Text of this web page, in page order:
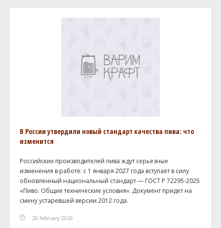
В России утвердили новый стандарт качества пива: что
изменится
Российских производителей пива ждут серьезные
изменения в работе: с 1 января 2027 года вступает в силу
обновленный национальный стандарт — ГОСТ Р 72295-2025
«Пиво. Общие технические условия». Документ придет на
смену устаревшей версии 2012 года.
26 February 2026